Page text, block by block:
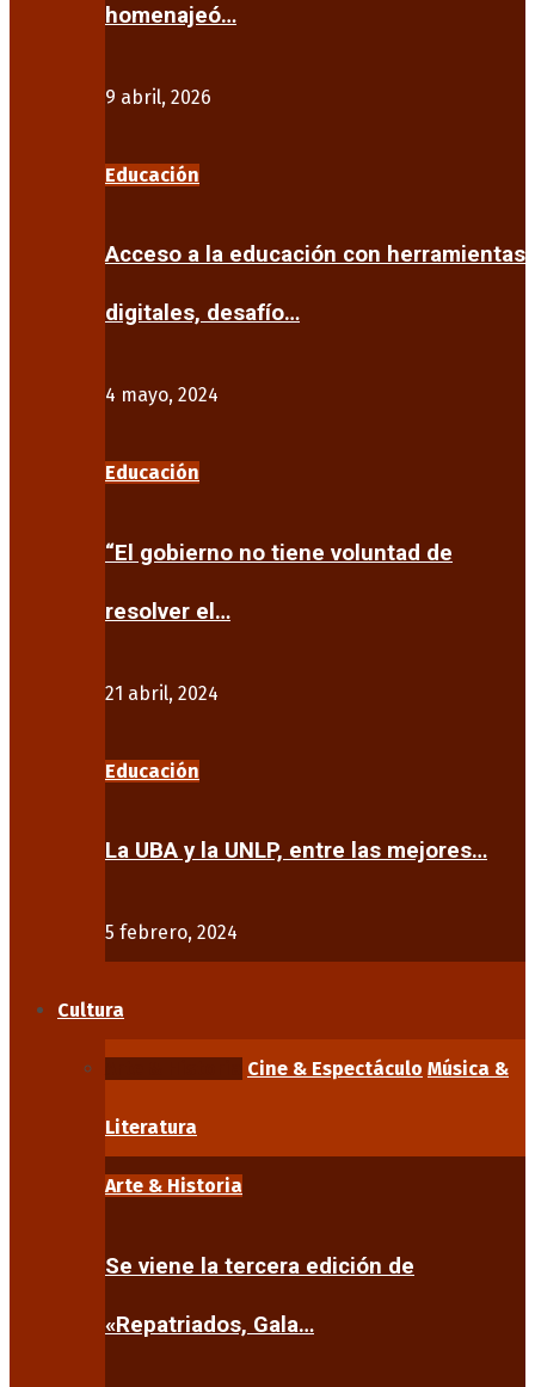
homenajeó…
9 abril, 2026
Educación
Acceso a la educación con herramientas
digitales, desafío…
4 mayo, 2024
Educación
“El gobierno no tiene voluntad de
resolver el…
21 abril, 2024
Educación
La UBA y la UNLP, entre las mejores…
5 febrero, 2024
Cultura
Cine & Espectáculo Música &
Literatura
Arte & Historia
Se viene la tercera edición de
«Repatriados, Gala…